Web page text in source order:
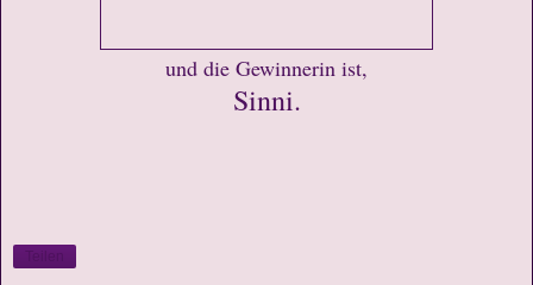
und die Gewinnerin ist,
Sinni.